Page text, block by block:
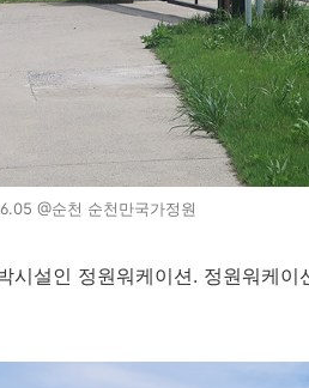
@순천 순천만국가정원
설인 정원워케이션. 정원워케이